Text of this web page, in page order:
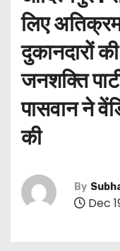
लिए
दुकानदारों
जनशक्ति
पासवान ने
की
By
Dec